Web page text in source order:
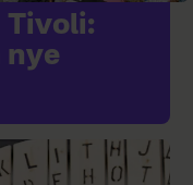
Tivoli:
nye